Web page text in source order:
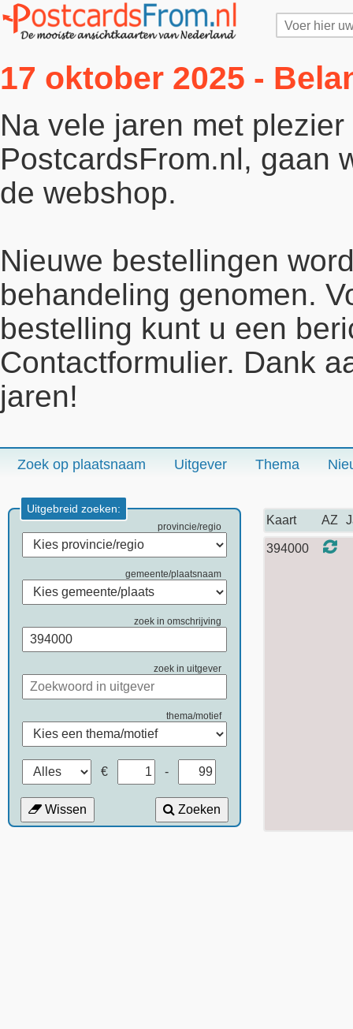
17 oktober 2025 -
Na vele jaren met
PostcardsFrom.nl, gaan
de webshop.
Nieuwe bestellingen
behandeling genomen.
bestelling kunt u een
Contactformulier. Dank
jaren!
Zoek op plaatsnaam Uitgever Thema
Uitgebreid zoeken:
provincie/regio
gemeente/plaatsnaam
zoek in omschrijving
zoek in uitgever
thema/motief
€ -
Wissen Zoeken
Kaart AZ
394000